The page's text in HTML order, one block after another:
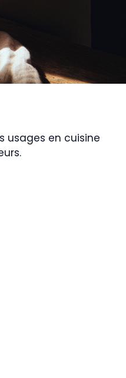
usages en cuisine